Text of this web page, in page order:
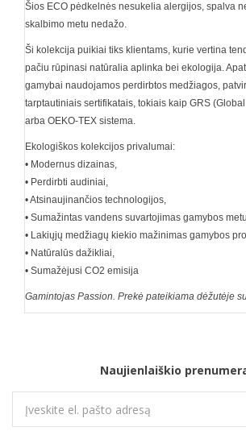
Šios ECO pėdkelnės nesukelia alergijos, spalva
skalbimo metu nedažo.
Ši kolekcija puikiai tiks klientams, kurie vertina
pačiu rūpinasi natūralia aplinka bei ekologija.
gamybai naudojamos perdirbtos medžiagos,
tarptautiniais sertifikatais, tokiais kaip GRS
arba OEKO-TEX sistema.
Ekologiškos kolekcijos privalumai:
• Modernus dizainas,
• Perdirbti audiniai,
• Atsinaujinančios technologijos,
• Sumažintas vandens suvartojimas gamybos
• Lakiųjų medžiagų kiekio mažinimas gamybos
• Natūralūs dažikliai,
• Sumažėjusi CO2 emisija
Gamintojas Passion. Prekė pateikiama dėžutėje
Naujienlaiškio